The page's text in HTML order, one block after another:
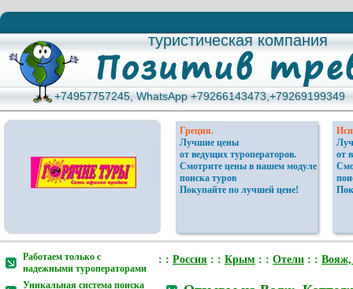
туристическая компания
туристическая компания
+74957757245, WhatsApp +79266143473,+79269199349
+74957757245, WhatsApp +79266143473,+79269199349
Греция.
Лучшие цены
от ведущих туроператоров.
Смотрите цены в нашем модуле
поиска туров
Покупайте по лучшей цене!
от
Работаем только с
надежными туроператорами
Уникальная система поиска
: : Россия : : Крым : : Отели : : Вояж,